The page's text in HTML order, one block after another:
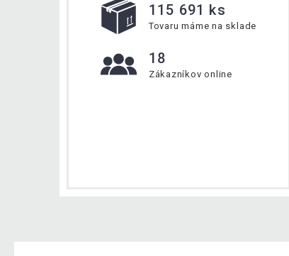
115 691 ks
Tovaru máme na sklade
18
Zákazníkov online